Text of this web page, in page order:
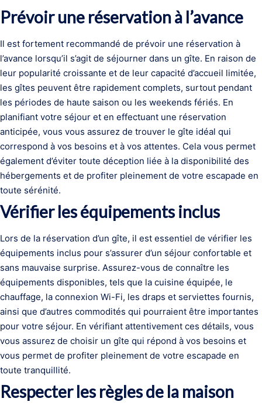
Prévoir une réservation à l’avance
Il est fortement recommandé de prévoir une réservation à
l’avance lorsqu’il s’agit de séjourner dans un gîte. En raison de
leur popularité croissante et de leur capacité d’accueil limitée,
les gîtes peuvent être rapidement complets, surtout pendant
les périodes de haute saison ou les weekends fériés. En
planifiant votre séjour et en effectuant une réservation
anticipée, vous vous assurez de trouver le gîte idéal qui
correspond à vos besoins et à vos attentes. Cela vous permet
également d’éviter toute déception liée à la disponibilité des
hébergements et de profiter pleinement de votre escapade en
toute sérénité.
Vérifier les équipements inclus
Lors de la réservation d’un gîte, il est essentiel de vérifier les
équipements inclus pour s’assurer d’un séjour confortable et
sans mauvaise surprise. Assurez-vous de connaître les
équipements disponibles, tels que la cuisine équipée, le
chauffage, la connexion Wi-Fi, les draps et serviettes fournis,
ainsi que d’autres commodités qui pourraient être importantes
pour votre séjour. En vérifiant attentivement ces détails, vous
vous assurez de choisir un gîte qui répond à vos besoins et
vous permet de profiter pleinement de votre escapade en
toute tranquillité.
Respecter les règles de la maison